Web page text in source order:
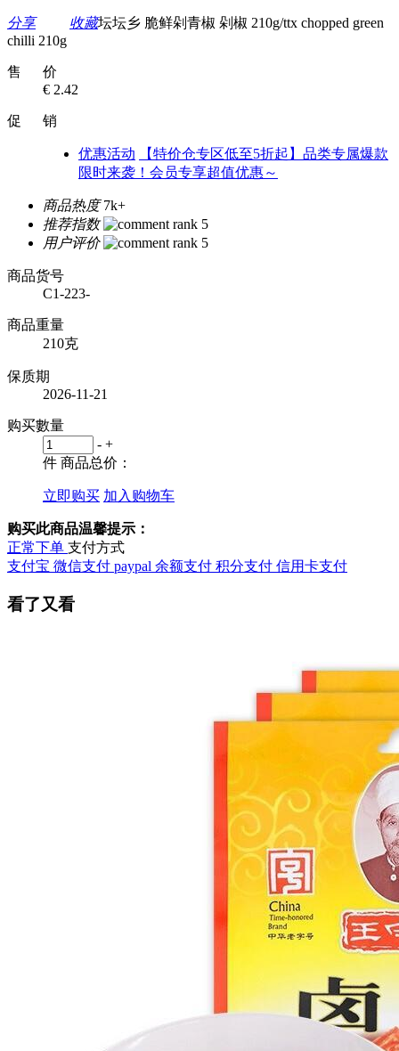
分享 收藏坛坛乡 脆鲜剁青椒 剁椒 210g/ttx chopped green
chilli 210g
售 价
€ 2.42
促 销
优惠活动
【特价仓专区低至5折起】品类专属爆款
限时来袭！会员专享超值优惠～
商品热度 7k+
推荐指数
用户评价
商品货号
C1-223-
商品重量
210克
保质期
2026-11-21
购买數量
- +
件 商品总价：
立即购买 加入购物车
购买此商品温馨提示：
正常下单 支付方式
支付宝 微信支付 paypal 余额支付 积分支付 信用卡支付
看了又看